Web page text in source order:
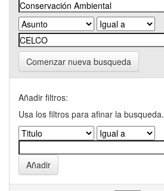
Comenzar nueva busqueda
Añadir filtros:
Usa los filtros para afinar la busqueda.